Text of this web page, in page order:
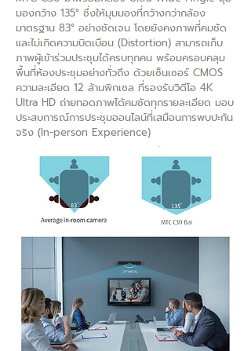
มองกว้าง 135° ซึ่งให้มุมมองที่กว้างกว่ากล้อง
มาตรฐาน 83° อย่างชัดเจน โดยยังคงภาพที่คมชัด
และไม่เกิดความบิดเบือน (Distortion) สามารถเก็บ
ภาพผู้เข้าร่วมประชุมได้ครบทุกคน พร้อมครอบคลุม
พื้นที่ห้องประชุมอย่างทั่วถึง ด้วยเซ็นเซอร์ CMOS
ความละเอียด 12 ล้านพิกเซล ที่รองรับวิดีโอ 4K
Ultra HD ถ่ายทอดภาพได้คมชัดทุกรายละเอียด มอบ
ประสบการณ์การประชุมออนไลน์ที่เสมือนการพบปะกัน
จริง (In-person Experience)